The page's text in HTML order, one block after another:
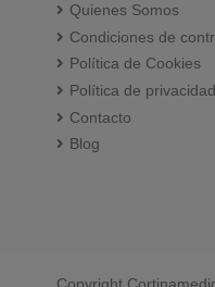
Quienes Somos
Condiciones de
Política de Cookies
Política de privacidad
Contacto
Blog